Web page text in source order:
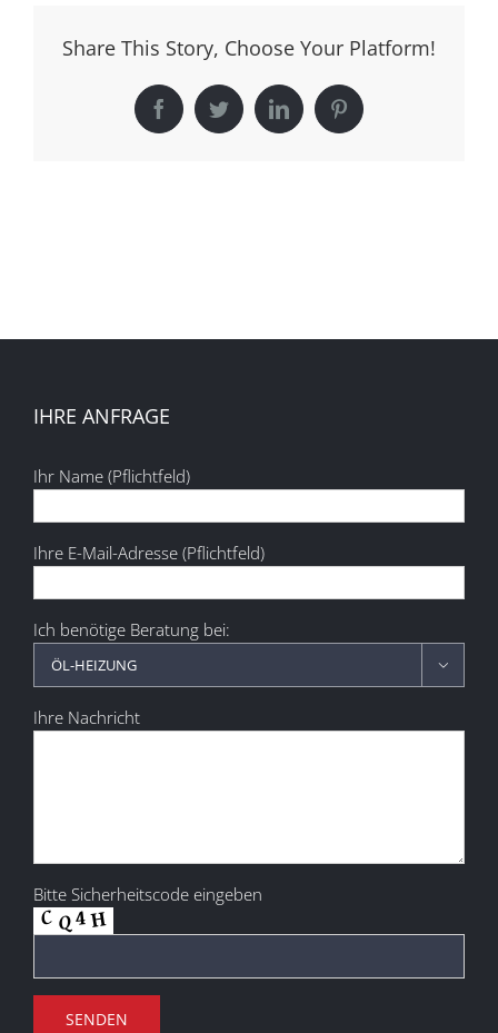
Share This Story, Choose Your Platform!
FacebookTwitterLinkedInPinterest
IHRE ANFRAGE
Ihr Name (Pflichtfeld)
Ihre E-Mail-Adresse (Pflichtfeld)
Ich benötige Beratung bei:

Ihre Nachricht
Bitte Sicherheitscode eingeben